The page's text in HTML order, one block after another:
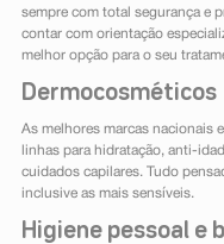
sempre com total segurança e
contar com orientação
melhor opção para o seu
Dermocosméticos
As melhores marcas nacionais
linhas para hidratação, anti-
cuidados capilares. Tudo
inclusive as mais sensíveis.
Higiene pessoal e